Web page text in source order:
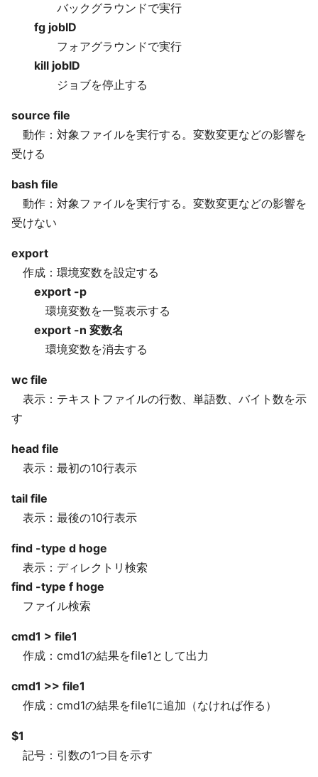
バックグラウンドで実行
fg jobID
フォアグラウンドで実行
kill jobID
ジョブを停止する
source file
動作：対象ファイルを実行する。変数変更などの影響を
受ける
bash file
動作：対象ファイルを実行する。変数変更などの影響を
受けない
export
作成：環境変数を設定する
export -p
環境変数を一覧表示する
export -n 変数名
環境変数を消去する
wc file
表示：テキストファイルの行数、単語数、バイト数を示
す
head file
表示：最初の10行表示
tail file
表示：最後の10行表示
find -type d hoge
表示：ディレクトリ検索
find -type f hoge
ファイル検索
cmd1 > file1
作成：cmd1の結果をfile1として出力
cmd1 >> file1
作成：cmd1の結果をfile1に追加（なければ作る）
$1
記号：引数の1つ目を示す